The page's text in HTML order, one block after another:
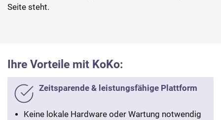
Seite steht.
Ihre Vorteile mit KoKo:
Zeitsparende & leistungsfähige Plattform
Keine lokale Hardware oder Wartung notwendig